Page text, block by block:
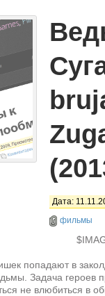
Дата:
фильмы
попадают в
Задача героев
не влюбиться в